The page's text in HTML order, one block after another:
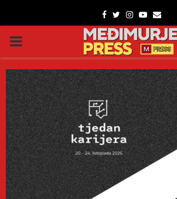
Facebook
TwitterInstagram
Youtube
Email
PRIMARY
MENU